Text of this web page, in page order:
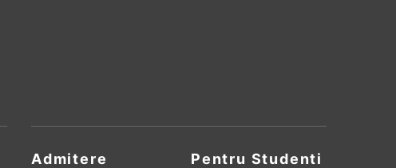
Admitere Pentru Studenti